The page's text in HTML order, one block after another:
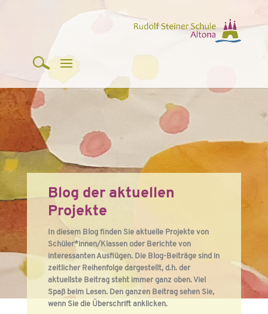
Blog der aktuellen
Projekte
In diesem Blog finden Sie aktuelle Projekte von
Schüler*innen/Klassen oder Berichte von
interessanten Ausflügen. Die Blog-Beiträge sind in
zeitlicher Reihenfolge dargestellt, d.h. der
aktuellste Beitrag steht immer ganz oben. Viel
Spaß beim Lesen. Den ganzen Beitrag sehen Sie,
wenn Sie die Überschrift anklicken.